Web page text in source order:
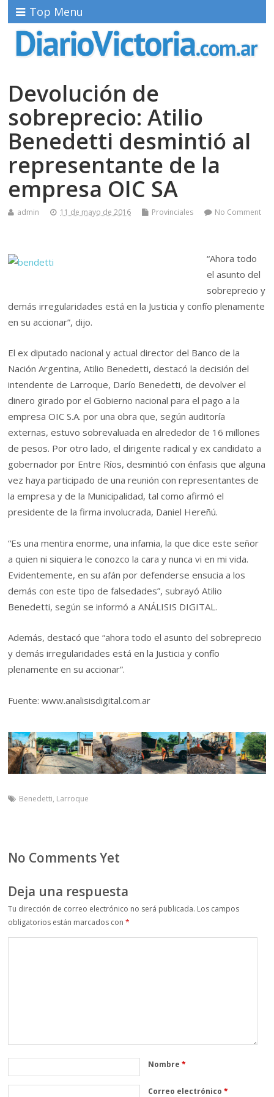
Top Menu
Devolución de
sobreprecio: Atilio
Benedetti desmintió al
representante de la
empresa OIC SA
admin 11 de mayo de 2016 Provinciales No Comment
“Ahora todo
el asunto del
sobreprecio y
demás irregularidades está en la Justicia y confío plenamente
en su accionar”, dijo.
El ex diputado nacional y actual director del Banco de la
Nación Argentina, Atilio Benedetti, destacó la decisión del
intendente de Larroque, Darío Benedetti, de devolver el
dinero girado por el Gobierno nacional para el pago a la
empresa OIC S.A. por una obra que, según auditoría
externas, estuvo sobrevaluada en alrededor de 16 millones
de pesos. Por otro lado, el dirigente radical y ex candidato a
gobernador por Entre Ríos, desmintió con énfasis que alguna
vez haya participado de una reunión con representantes de
la empresa y de la Municipalidad, tal como afirmó el
presidente de la firma involucrada, Daniel Hereñú.
“Es una mentira enorme, una infamia, la que dice este señor
a quien ni siquiera le conozco la cara y nunca vi en mi vida.
Evidentemente, en su afán por defenderse ensucia a los
demás con este tipo de falsedades”, subrayó Atilio
Benedetti, según se informó a ANÁLISIS DIGITAL.
Además, destacó que “ahora todo el asunto del sobreprecio
y demás irregularidades está en la Justicia y confío
plenamente en su accionar”.
Fuente: www.analisisdigital.com.ar
Benedetti, Larroque
No Comments Yet
Deja una respuesta
Tu dirección de correo electrónico no será publicada. Los campos
obligatorios están marcados con*
Nombre*
Correo electrónico*